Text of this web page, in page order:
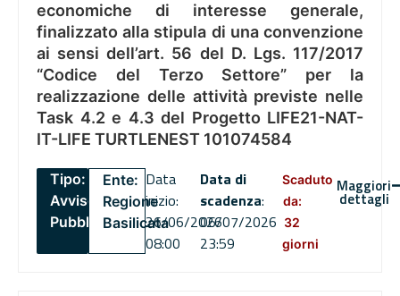
economiche di interesse generale,
finalizzato alla stipula di una convenzione
ai sensi dell’art. 56 del D. Lgs. 117/2017
“Codice del Terzo Settore” per la
realizzazione delle attività previste nelle
Task 4.2 e 4.3 del Progetto LIFE21-NAT-
IT-LIFE TURTLENEST 101074584
Tipo:
Avviso
Pubblico
Ente:
Regione
Basilicata
Data
inizio:
26/06/2026
08:00
Data di
scadenza:
06/07/2026
23:59
Scaduto
da:
32
giorni
Maggiori
dettagli